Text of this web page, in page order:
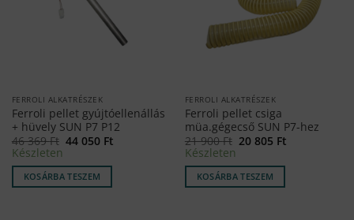
FERROLI ALKATRÉSZEK
Ferroli pellet gyújtóellenállás
+ hüvely SUN P7 P12
46 369Ft Original
46
369 Ft.
44 050 FtCurrent
Készleten
KOSÁRBA TESZEM
FERROLI ALKATRÉSZEK
Ferroli pellet csiga
müa.gégecső SUN P7-hez
21 900Ft Original
21
900 Ft.
20 805 FtCurrent
Készleten
KOSÁRBA TESZEM